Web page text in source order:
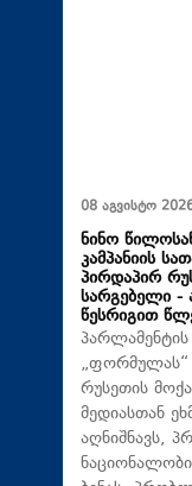
08 აგვისტო
ნინო
კამპანიის
პირდაპირ
სარგებელი -
წესრიგით
„ფორმულას“
რუსეთის
მედიასთან
აღნიშნავს,